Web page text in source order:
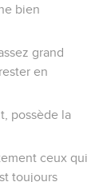
bien
grand
en
possède la
ceux qui
toujours